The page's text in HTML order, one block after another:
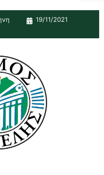
19/11/2021